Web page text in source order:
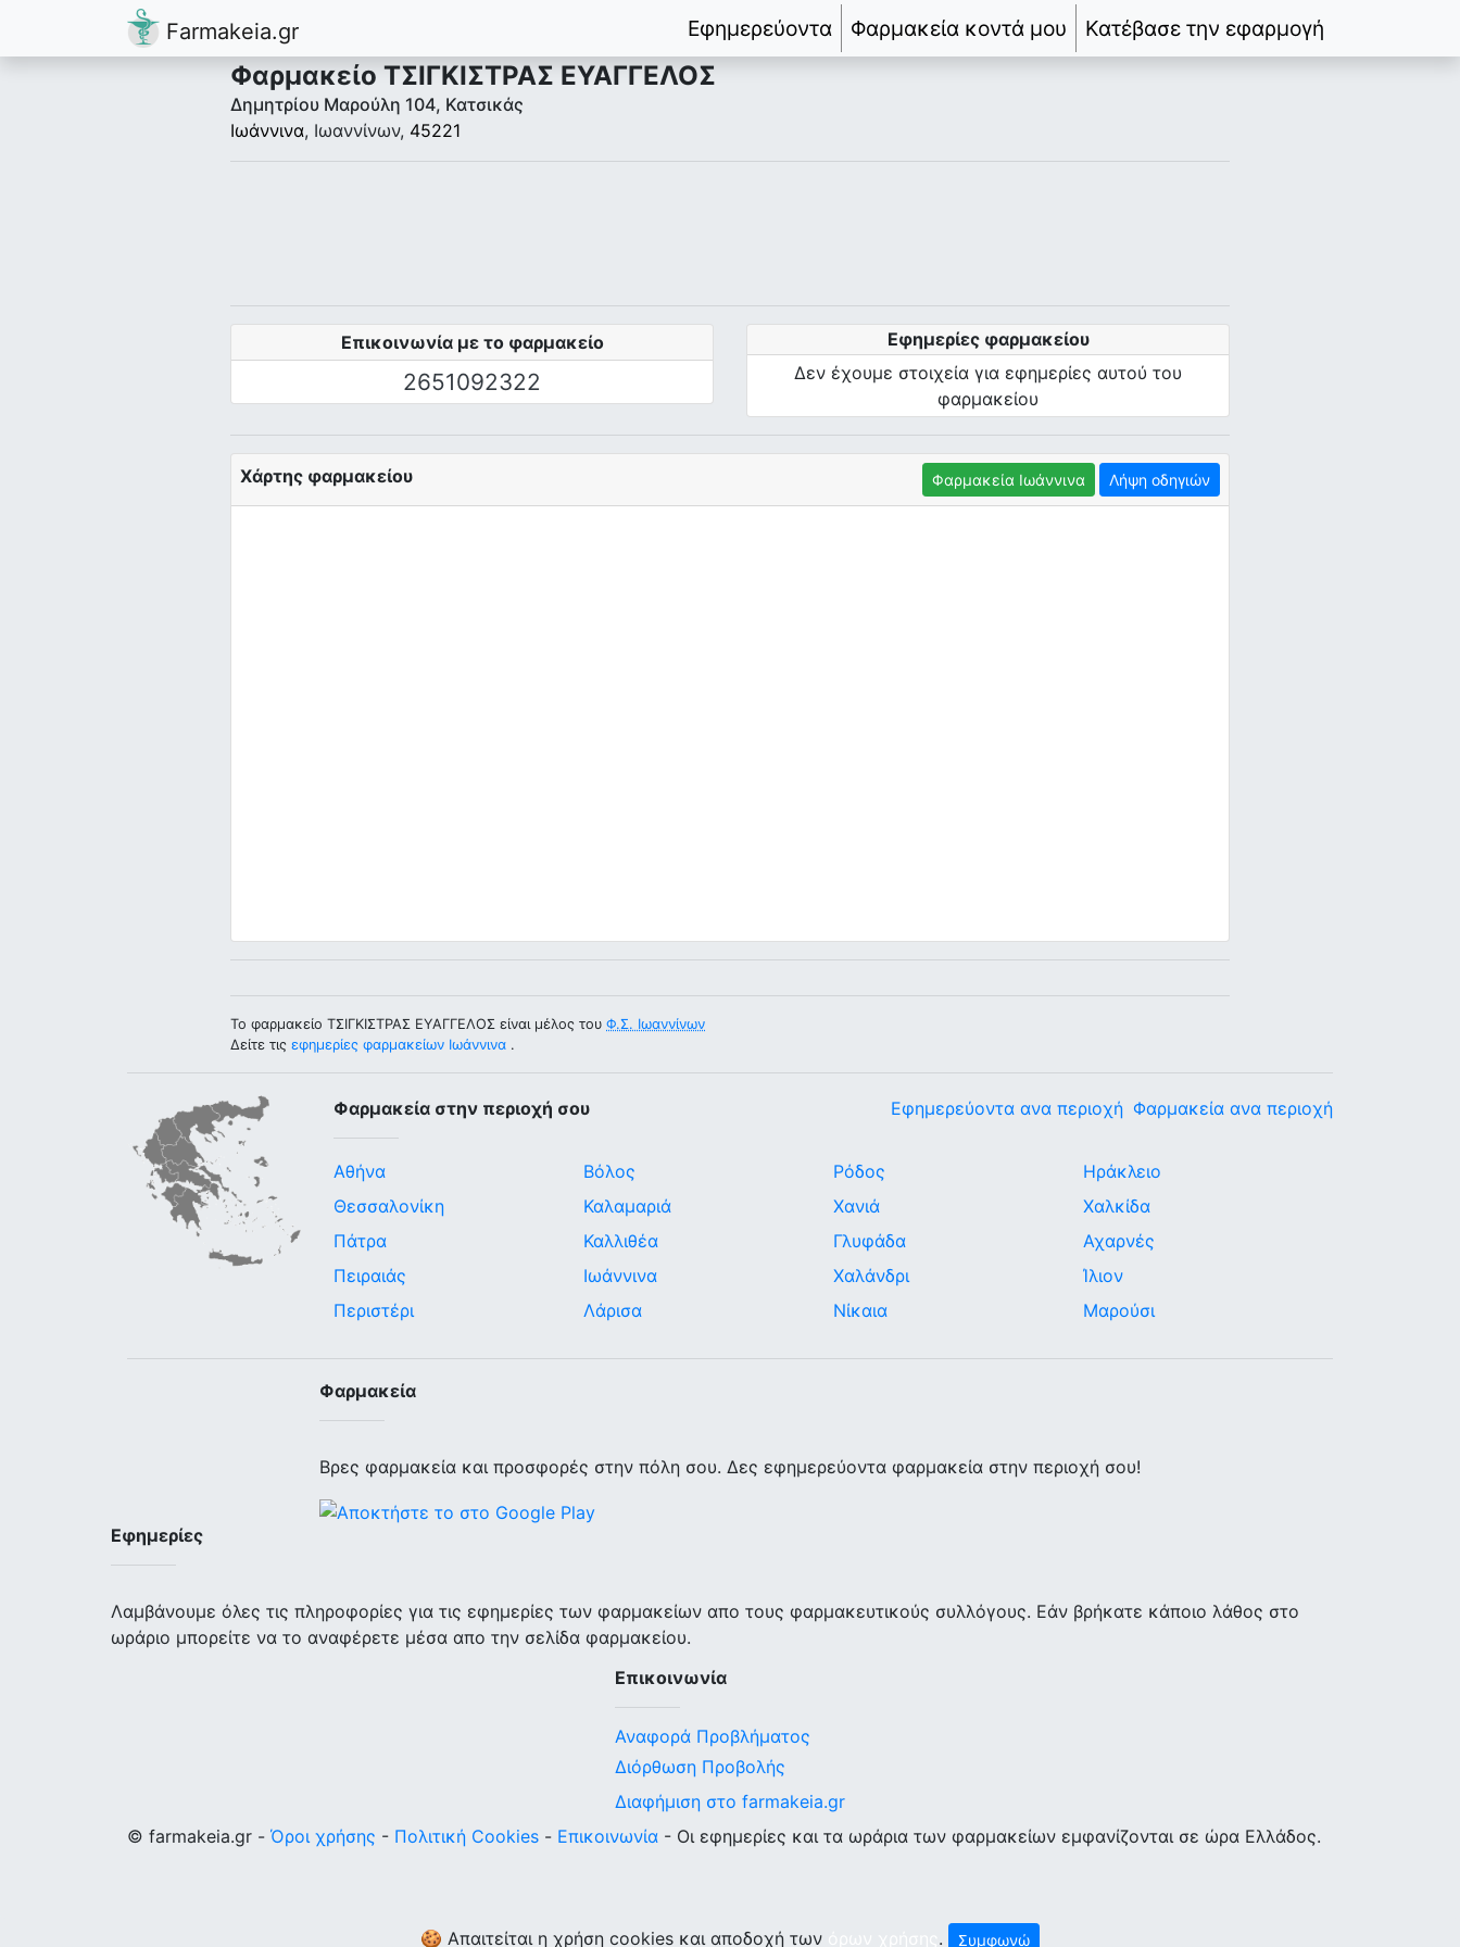
Farmakeia.gr Εφημερεύοντα Φαρμακεία κοντά μου Κατέβασε την εφαρμογή
Φαρμακείο ΤΣΙΓΚΙΣΤΡΑΣ ΕΥΑΓΓΕΛΟΣ
Δημητρίου Μαρούλη 104, Κατσικάς
Ιωάννινα, Ιωαννίνων, 45221
Επικοινωνία με το φαρμακείο
2651092322
Εφημερίες φαρμακείου
Δεν έχουμε στοιχεία για εφημερίες αυτού του
φαρμακείου
Χάρτης φαρμακείου Φαρμακεία Ιωάννινα Λήψη οδηγιών
Το φαρμακείο ΤΣΙΓΚΙΣΤΡΑΣ ΕΥΑΓΓΕΛΟΣ είναι μέλος του Φ.Σ. Ιωαννίνων
Δείτε τις εφημερίες φαρμακείων Ιωάννινα .
Φαρμακεία στην περιοχή σου Φαρμακεία ανα περιοχή
Εφημερεύοντα ανα περιοχή
Αθήνα
Θεσσαλονίκη
Πάτρα
Πειραιάς
Περιστέρι
Βόλος
Καλαμαριά
Καλλιθέα
Ιωάννινα
Λάρισα
Ρόδος
Χανιά
Γλυφάδα
Χαλάνδρι
Νίκαια
Ηράκλειο
Χαλκίδα
Αχαρνές
Ίλιον
Μαρούσι
Φαρμακεία
Βρες φαρμακεία και προσφορές στην πόλη σου. Δες εφημερεύοντα φαρμακεία στην περιοχή σου!
Εφημερίες
Λαμβάνουμε όλες τις πληροφορίες για τις εφημερίες των φαρμακείων απο τους φαρμακευτικούς συλλόγους. Εάν βρήκατε κάποιο λάθος στο
ωράριο μπορείτε να το αναφέρετε μέσα απο την σελίδα φαρμακείου.
Επικοινωνία
Αναφορά Προβλήματος
Διόρθωση Προβολής
Διαφήμιση στο farmakeia.gr
© farmakeia.gr - Όροι χρήσης - Πολιτική Cookies - Επικοινωνία - Οι εφημερίες και τα ωράρια των φαρμακείων εμφανίζονται σε ώρα Ελλάδος.
🍪 Απαιτείται η χρήση cookies και αποδοχή των . Συμφωνώ